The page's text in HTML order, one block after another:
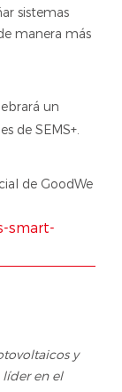
sistemas
manera más
un
de SEMS+.
de GoodWe
smart-
y
en el